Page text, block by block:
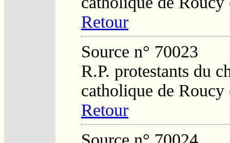
Retour
Source n° 70023
R.P. protestants du
catholique de Roucy
Retour